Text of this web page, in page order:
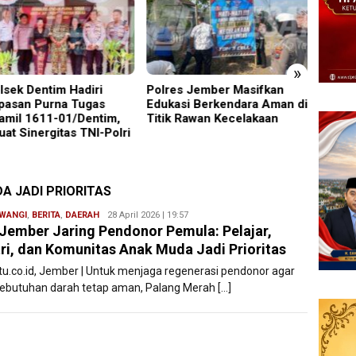
»
Dentim Hadiri
Purna Tugas
1611-01/Dentim,
Sinergitas TNI-Polri
Polres Jember Masifkan
Edukasi Berkendara Aman di
Titik Rawan Kecelakaan
Daerah
JADI PRIORITAS
, BERITA, DAERAH
Redaksi
Filesatu
28 April 2026 | 19:57
Jaring Pendonor Pemula: Pelajar,
dan Komunitas Anak Muda Jadi Prioritas
Jember | Untuk menjaga regenerasi pendonor agar
darah tetap aman, Palang Merah […]